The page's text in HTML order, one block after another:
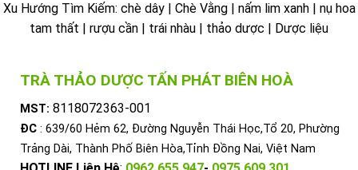
Xu Hướng Tìm Kiếm: chè dây | Chè Vằng | nấm lim xanh | nụ hoa
tam thất | rượu cần | trái nhàu | thảo dược | Dược liệu
TRÀ THẢO DƯỢC TẤN PHÁT BIÊN HOÀ
MST: 8118072363-001
ĐC : 639/60 Hẻm 62, Đường Nguyễn Thái Học,Tổ 20, Phường
Trảng Dài, Thành Phố Biên Hòa,Tỉnh Đồng Nai, Việt Nam